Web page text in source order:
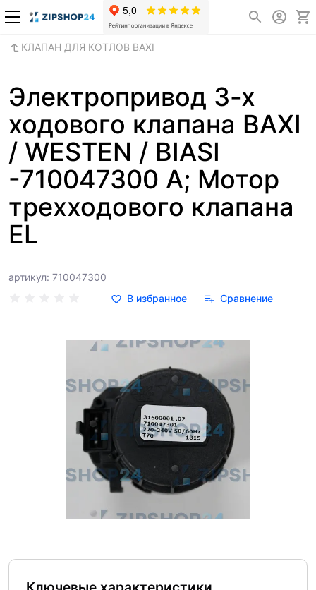
КЛАПАН ДЛЯ КОТЛОВ BAXI
Электропривод 3-х
ходового клапана BAXI
/ WESTEN / BIASI
-710047300 A; Мотор
трехходового клапана
EL
артикул: 710047300
В избранное
Сравнение